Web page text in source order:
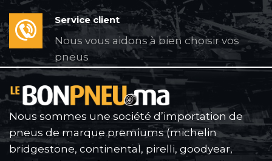
Service client
Nous vous aidons à bien choisir vos
pneus
Nous sommes une société d’importation de
pneus de marque premiums (michelin
bridgestone, continental, pirelli, goodyear,